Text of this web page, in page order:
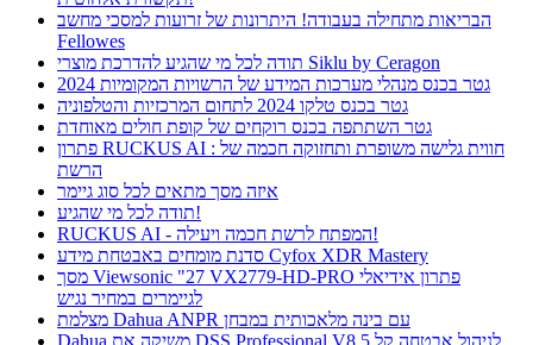
הבריאות מתחילה בעבודה! היתרונות של זרועות למסכי מחשב
Fellowes
תודה לכל מי שהגיע להדרכת מוצרי Siklu by Ceragon
גטר בכנס מנהלי מערכות המידע של הרשויות המקומיות 2024
גטר בכנס טלקו 2024 לתחום המרכזיות והטלפוניה
גטר השתתפה בכנס רוקחים של קופת חולים מאוחדת
פתרון RUCKUS AI : חווית גלישה משופרת ותחזוקה חכמה של
הרשת
איזה מסך מתאים לכל סוג גיימר
תודה לכל מי שהגיע!
RUCKUS AI - המפתח לרשת חכמה ויעילה!
סדנת מומחים באבטחת מידע Cyfox XDR Mastery
מסך Viewsonic "27 VX2779-HD-PRO פתרון אידיאלי
לגיימרים במחיר נגיש
מצלמת Dahua ANPR עם בינה מלאכותית במבחן
Dahua משיקה את DSS Professional V8.5 לניהול אבטחה קל